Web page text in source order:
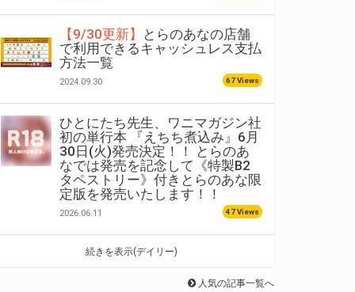
【9/30更新】
とらのあなの店舗
で利用できるキャッシュレス支払
方法一覧
2024.09.30 67 Views
ひとにたち先生、ワニマガジン社
初の単行本 『えちち煮込み』6月
30日(火)発売決定！！ とらのあ
なでは発売を記念して《特製B2
タペストリー》付きとらのあな限
定版を発売いたします！！
2026.06.11 47 Views
続きを表示(デイリー)
人気の記事一覧へ